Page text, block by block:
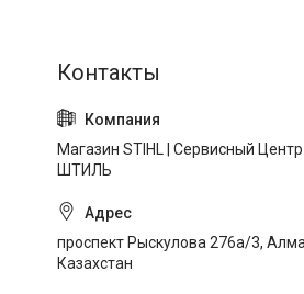
Магазин STIHL | Сервисный Центр
ШТИЛЬ
проспект Рыскулова 276а/3,
Казахстан